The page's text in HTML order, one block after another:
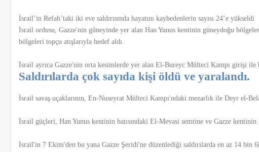
İsrail’in Refah’taki iki eve saldırısında hayatını kaybedenlerin sayısı 24’e yükseldi
İsrail ordusu, Gazze'nin güneyinde yer alan Han Yunus kentinin güneydoğu
bölgeleri topçu atışlarıyla hedef aldı.
İsrail ayrıca Gazze'nin orta kesimlerde yer alan El-Bureyc Mülteci Kampı girişi ile
Saldırılarda çok sayıda kişi öldü ve yaralandı.
İsrail savaş uçaklarının, En-Nuseyrat Mülteci Kampı'ndaki mezarlık ile Deyr el-
İsrail güçleri, Han Yunus kentinin batısındaki El-Mevasi semtine ve Gazze
İsrail'in 7 Ekim'den bu yana Gazze Şeridi'ne düzenlediği saldırılarda en az 14